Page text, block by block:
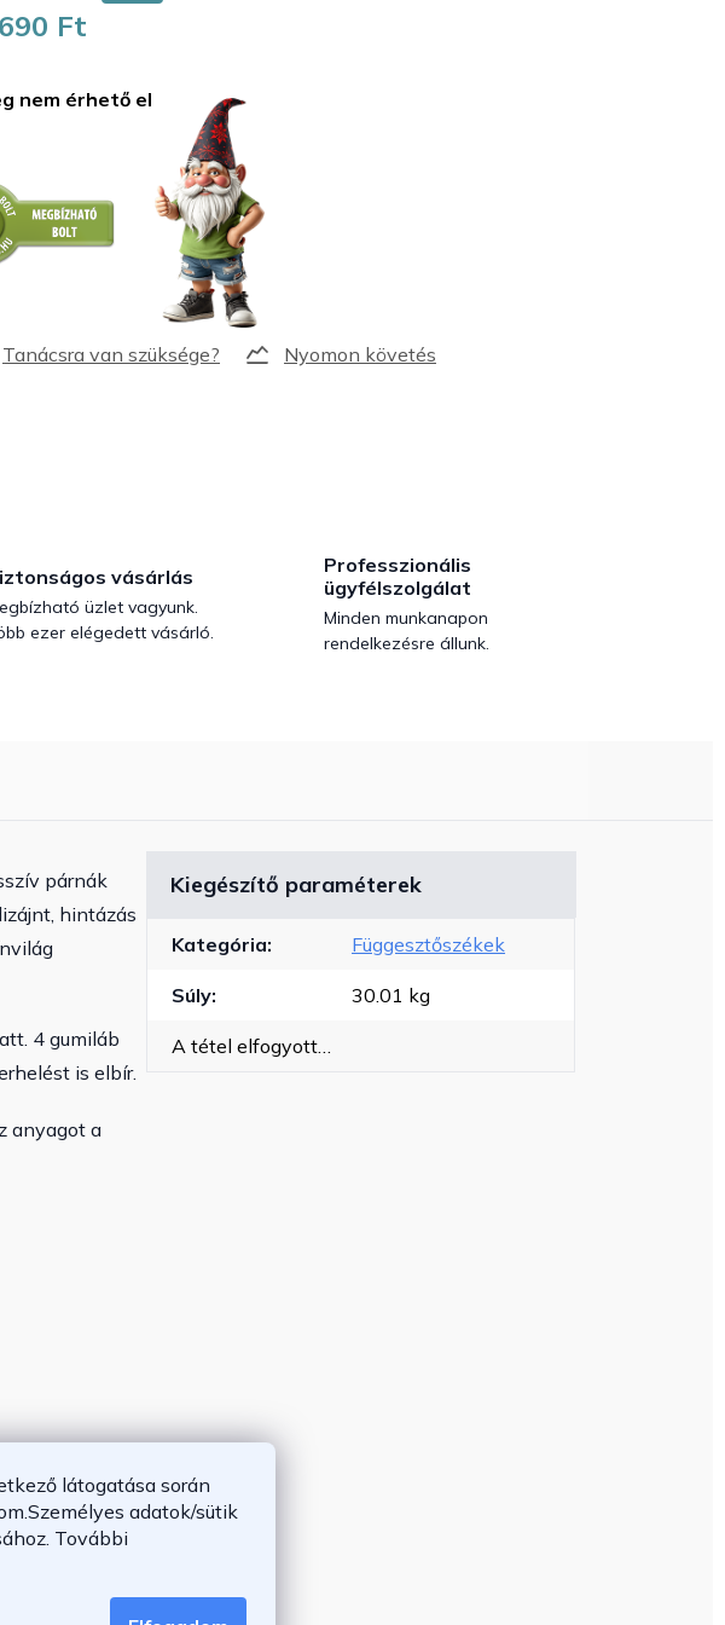
látogatása során
Személyes adatok/sütik
További
Ft
nem érhető el
Nyomon követés
vásárlás
üzlet vagyunk.
ezer elégedett vásárló.
Professzionális
ügyfélszolgálat
Minden munkanapon
rendelkezésre állunk.
párnák
hintázás
4 gumiláb
is elbír.
anyagot a
Kiegészítő paraméterek
Kategória: Függesztőszékek
Súly: 30.01 kg
A tétel elfogyott…